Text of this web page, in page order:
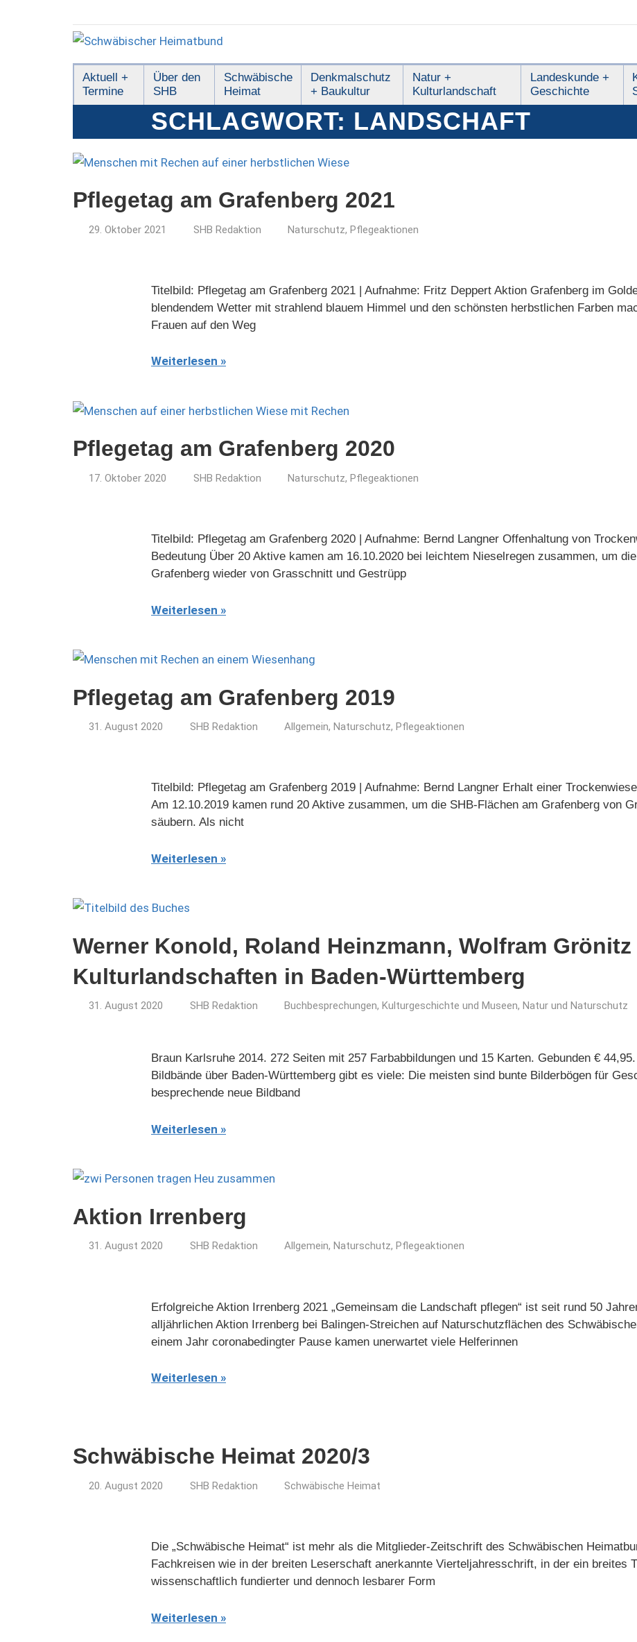
Schwäbischer
Heimatbund
Aktuell +
Termine
Über den
SHB
Schwäbische
Heimat
Denkmalschutz
+ Baukultur
Natur +
Kulturlandschaft
Landeskunde +
Geschichte
SCHLAGWORT: LANDSCHAFT
Pflegetag am Grafenberg 2021
29. Oktober 2021 SHB Redaktion Naturschutz, Pflegeaktionen
Titelbild: Pflegetag am Grafenberg 2021 | Aufnahme: Fritz Deppert Aktion Grafenberg im
blendendem Wetter mit strahlend blauem Himmel und den schönsten herbstlichen Farben
Frauen auf den Weg
Weiterlesen
Pflegetag am Grafenberg 2020
17. Oktober 2020 SHB Redaktion Naturschutz, Pflegeaktionen
Titelbild: Pflegetag am Grafenberg 2020 | Aufnahme: Bernd Langner Offenhaltung von
Bedeutung Über 20 Aktive kamen am 16.10.2020 bei leichtem Nieselregen zusammen, um
Grafenberg wieder von Grasschnitt und Gestrüpp
Weiterlesen
Pflegetag am Grafenberg 2019
31. August 2020 SHB Redaktion Allgemein, Naturschutz, Pflegeaktionen
Titelbild: Pflegetag am Grafenberg 2019 | Aufnahme: Bernd Langner Erhalt einer
Am 12.10.2019 kamen rund 20 Aktive zusammen, um die SHB-Flächen am Grafenberg von
säubern. Als nicht
Weiterlesen
Werner Konold, Roland Heinzmann, Wolfram Grönitz
Kulturlandschaften in Baden-Württemberg
31. August 2020 SHB Redaktion Buchbesprechungen, Kulturgeschichte und Museen, Natur und Naturschutz
Braun Karlsruhe 2014. 272 Seiten mit 257 Farbabbildungen und 15 Karten. Gebunden €
Bildbände über Baden-Württemberg gibt es viele: Die meisten sind bunte Bilderbögen für
besprechende neue Bildband
Weiterlesen
Aktion Irrenberg
31. August 2020 SHB Redaktion Allgemein, Naturschutz, Pflegeaktionen
Erfolgreiche Aktion Irrenberg 2021 „Gemeinsam die Landschaft pflegen“ ist seit rund 50
alljährlichen Aktion Irrenberg bei Balingen-Streichen auf Naturschutzflächen des
einem Jahr coronabedingter Pause kamen unerwartet viele Helferinnen
Weiterlesen
Schwäbische Heimat 2020/3
20. August 2020 SHB Redaktion Schwäbische Heimat
Die „Schwäbische Heimat“ ist mehr als die Mitglieder-Zeitschrift des Schwäbischen
Fachkreisen wie in der breiten Leserschaft anerkannte Vierteljahresschrift, in der ein breites
wissenschaftlich fundierter und dennoch lesbarer Form
Weiterlesen